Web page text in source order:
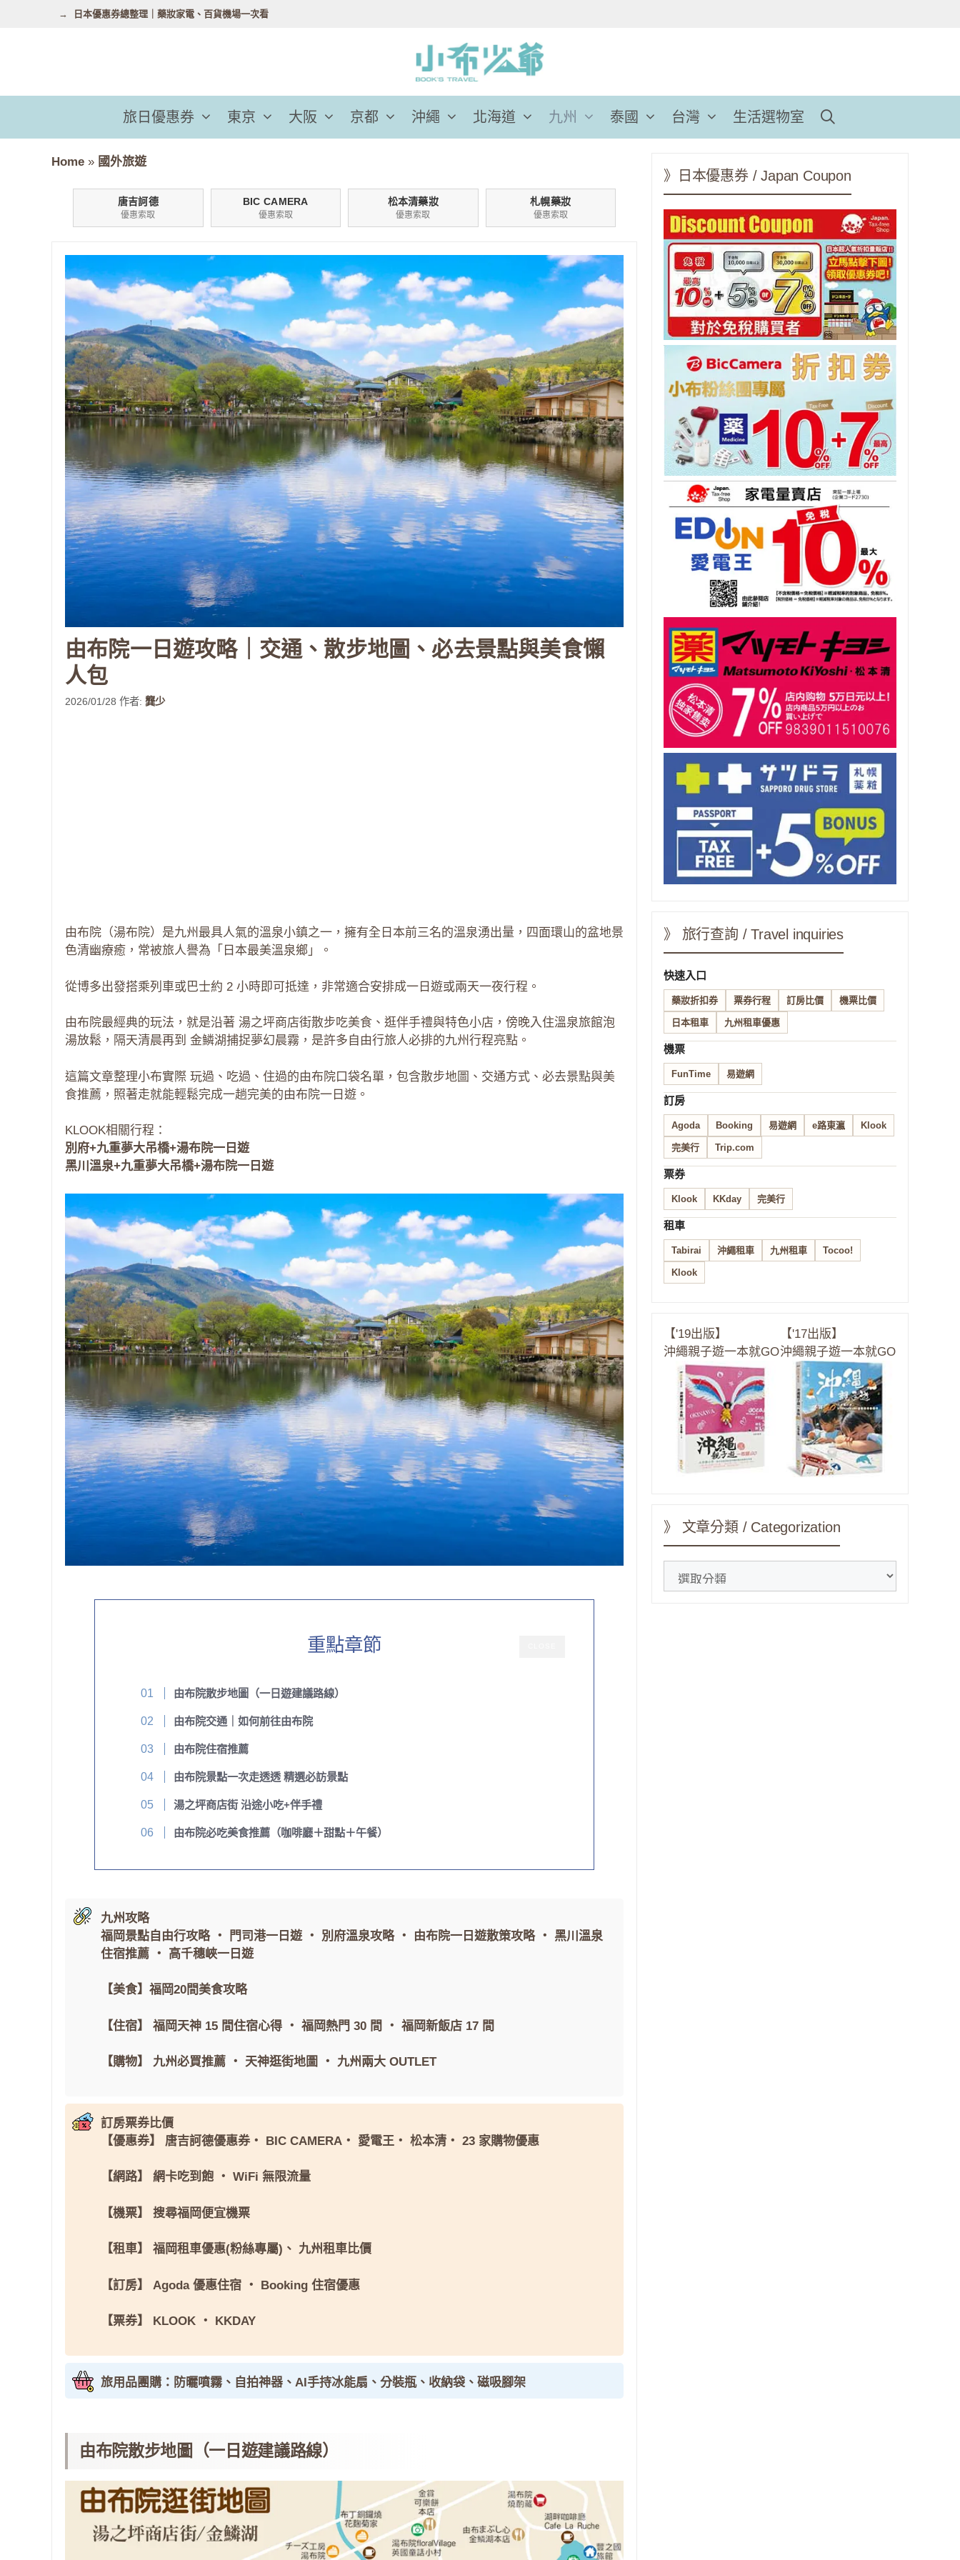
容
日本優惠券總整理｜藥妝家電、百貨機場一次看
旅日優惠券 東京 大阪 京都 沖繩 北海道 九州 泰國 台灣 生活選物室
Home » 國外旅遊
唐吉訶德
優惠索取
BIC CAMERA
優惠索取
松本清藥妝
優惠索取
札幌藥妝
優惠索取
由布院一日遊攻略｜交通、散步地圖、必去景點與美食懶
人包
2026/01/28 作者: 龔少
由布院（湯布院）是九州最具人氣的溫泉小鎮之一，擁有全日本前三名的溫泉湧出量，四面環山的盆地景
色清幽療癒，常被旅人譽為「日本最美溫泉鄉」。
從博多出發搭乘列車或巴士約 2 小時即可抵達，非常適合安排成一日遊或兩天一夜行程。
由布院最經典的玩法，就是沿著 湯之坪商店街散步吃美食、逛伴手禮與特色小店，傍晚入住溫泉旅館泡
湯放鬆，隔天清晨再到 金鱗湖捕捉夢幻晨霧，是許多自由行旅人必排的九州行程亮點。
這篇文章整理小布實際 玩過、吃過、住過的由布院口袋名單，包含散步地圖、交通方式、必去景點與美
食推薦，照著走就能輕鬆完成一趟完美的由布院一日遊。
KLOOK相關行程：
別府+九重夢大吊橋+湯布院一日遊
黑川溫泉+九重夢大吊橋+湯布院一日遊
重點章節
由布院散步地圖（一日遊建議路線）
由布院交通｜如何前往由布院
由布院住宿推薦
由布院景點一次走透透 精選必訪景點
湯之坪商店街 沿途小吃+伴手禮
由布院必吃美食推薦（咖啡廳＋甜點＋午餐）
九州攻略
福岡景點自由行攻略・ 門司港一日遊 ・ 別府溫泉攻略・ 由布院一日遊散策攻略・ 黑川溫泉
住宿推薦 ・ 高千穗峽一日遊
【美食】 福岡20間美食攻略
【住宿】 福岡天神 15 間住宿心得 ・ 福岡熱門 30 間 ・ 福岡新飯店 17 間
【購物】 九州必買推薦 ・ 天神逛街地圖 ・ 九州兩大 OUTLET
訂房票券比價
【優惠券】
唐吉訶德優惠券・ BIC CAMERA ・ 愛電王 ・ 松本清 ・ 23 家購物優惠
【網路】 網卡吃到飽 ・ WiFi 無限流量
【機票】 搜尋福岡便宜機票
【租車】 福岡租車優惠(粉絲專屬) 、 九州租車比價
【訂房】 Agoda 優惠住宿 ・ Booking 住宿優惠
【票券】 KLOOK ・ KKDAY
旅用品團購：防曬噴霧、自拍神器、AI手持冰能扇、分裝瓶、收納袋、磁吸腳架
由布院散步地圖（一日遊建議路線）
》日本優惠券 / Japan Coupon
》 旅行查詢 / Travel inquiries
快速入口
藥妝折扣券 票券行程 訂房比價 機票比價
日本租車 九州租車優惠
機票
FunTime 易遊網
訂房
Agoda Booking 易遊網 e路東瀛 Klook
完美行 Trip.com
票券
Klook KKday 完美行
租車
Tabirai 沖繩租車 九州租車 Tocoo!
Klook
【'19出版】
沖繩親子遊一本就GO
【'17出版】
沖繩親子遊一本就GO
》 文章分類 / Categorization